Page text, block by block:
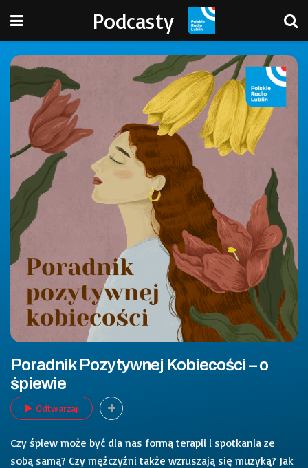
Podcasty
Poradnik Pozytywnej Kobiecości – o
śpiewie
Odtwarzaj
Czy śpiew może być dla nas formą terapii i spotkania ze
sobą samą? Czy mężczyźni także wzruszają się muzyką? Jak